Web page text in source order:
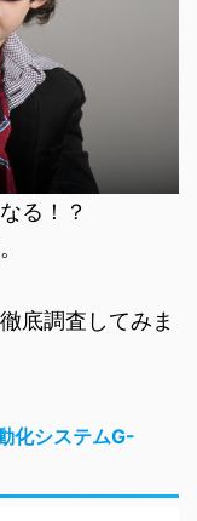
る！？
底調査してみま
化システムG-